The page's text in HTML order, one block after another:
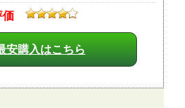
安購入はこちら